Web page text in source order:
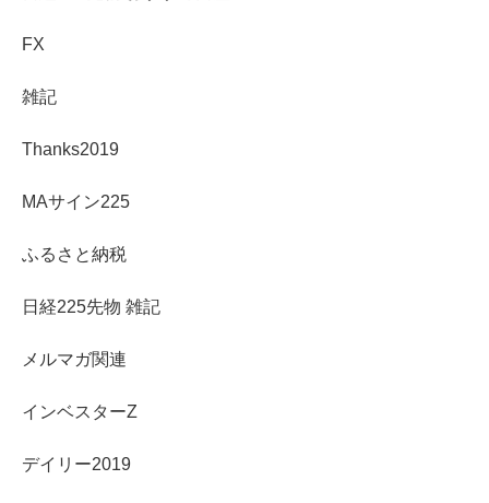
FX
雑記
Thanks2019
MAサイン225
ふるさと納税
日経225先物 雑記
メルマガ関連
インベスターZ
デイリー2019